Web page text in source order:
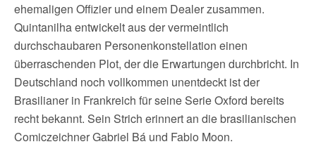
ehemaligen Offizier und einem Dealer zusammen.
Quintanilha entwickelt aus der vermeintlich
durchschaubaren Personenkonstellation einen
überraschenden Plot, der die Erwartungen durchbricht. In
Deutschland noch vollkommen unentdeckt ist der
Brasilianer in Frankreich für seine Serie Oxford bereits
recht bekannt. Sein Strich erinnert an die brasilianischen
Comiczeichner Gabriel Bá und Fabio Moon.